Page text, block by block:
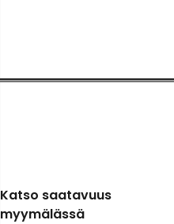
Katso saatavuus
myymälässä